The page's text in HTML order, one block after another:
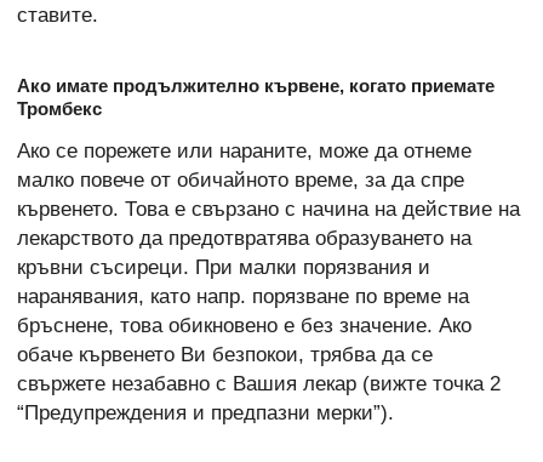
ставите.
Ако имате продължително кървене, когато приемате
Тромбекс
Ако се порежете или нараните, може да отнеме
малко повече от обичайното време, за да спре
кървенето. Това е свързано с начина на действие на
лекарството да предотвратява образуването на
кръвни съсиреци. При малки порязвания и
наранявания, като напр. порязване по време на
бръснене, това обикновено е без значение. Ако
обаче кървенето Ви безпокои, трябва да се
свържете незабавно с Вашия лекар (вижте точка 2
“Предупреждения и предпазни мерки”).